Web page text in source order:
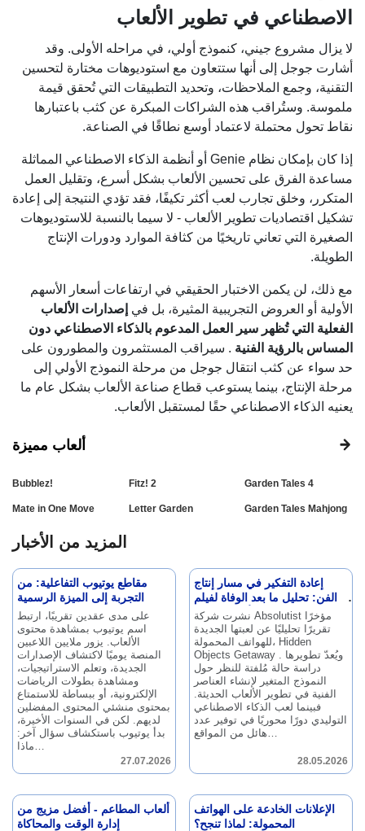
الاصطناعي في تطوير الألعاب
لا يزال مشروع جيني، كنموذج أولي، في مراحله الأولى. وقد
أشارت جوجل إلى أنها ستتعاون مع استوديوهات مختارة لتحسين
التقنية، وجمع الملاحظات، وتحديد التطبيقات التي تُحقق قيمة
ملموسة. وستُراقب هذه الشراكات المبكرة عن كثب باعتبارها
نقاط تحول محتملة لاعتماد أوسع نطاقًا في الصناعة.
إذا كان بإمكان نظام Genie أو أنظمة الذكاء الاصطناعي المماثلة
مساعدة الفرق على تحسين الألعاب بشكل أسرع، وتقليل العمل
المتكرر، وخلق تجارب لعب أكثر تكيفًا، فقد تؤدي النتيجة إلى إعادة
تشكيل اقتصاديات تطوير الألعاب - لا سيما بالنسبة للاستوديوهات
الصغيرة التي تعاني تاريخيًا من كثافة الموارد ودورات الإنتاج
الطويلة.
مع ذلك، لن يكمن الاختبار الحقيقي في ارتفاعات أسعار الأسهم
الأولية أو العروض التجريبية المثيرة، بل في إصدارات الألعاب
الفعلية التي تُظهر سير العمل المدعوم بالذكاء الاصطناعي دون
المساس بالرؤية الفنية . سيراقب المستثمرون والمطورون على
حد سواء عن كثب انتقال جوجل من مرحلة النموذج الأولي إلى
مرحلة الإنتاج، بينما يستوعب قطاع صناعة الألعاب بشكل عام ما
يعنيه الذكاء الاصطناعي حقًا لمستقبل الألعاب.
ألعاب مميزة
Bubblez! Fitz! 2 Garden Tales 4
Mate in One Move Letter Garden Garden Tales Mahjong
المزيد من الأخبار
مقاطع يوتيوب التفاعلية: من
التجربة إلى الميزة الرسمية
على مدى عقدين تقريبًا، ارتبط
اسم يوتيوب بمشاهدة محتوى
الألعاب. يزور ملايين اللاعبين
المنصة يوميًا لاكتشاف الإصدارات
الجديدة، وتعلم الاستراتيجيات،
ومشاهدة بطولات الرياضات
الإلكترونية، أو ببساطة للاستمتاع
بمحتوى منشئي المحتوى المفضلين
لديهم. لكن في السنوات الأخيرة،
بدأ يوتيوب باستكشاف سؤال آخر:
ماذا…
27.07.2026
إعادة التفكير في مسار إنتاج
الفن: تحليل ما بعد الوفاة لفيلم
"رحلة الأشياء الخفية"
نشرت شركة Absolutist مؤخرًا
تقريرًا تحليليًا عن لعبتها الجديدة
للهواتف المحمولة، Hidden
Objects Getaway . ويُعدّ تطويرها
دراسة حالة مُلفتة للنظر حول
النموذج المتغير لإنشاء العناصر
الفنية في تطوير الألعاب الحديثة.
فبينما لعب الذكاء الاصطناعي
التوليدي دورًا محوريًا في توفير عدد
هائل من المواقع…
28.05.2026
ألعاب المطاعم - أفضل مزيج من
إدارة الوقت والمحاكاة
الإعلانات الخادعة على الهواتف
المحمولة: لماذا تنجح؟